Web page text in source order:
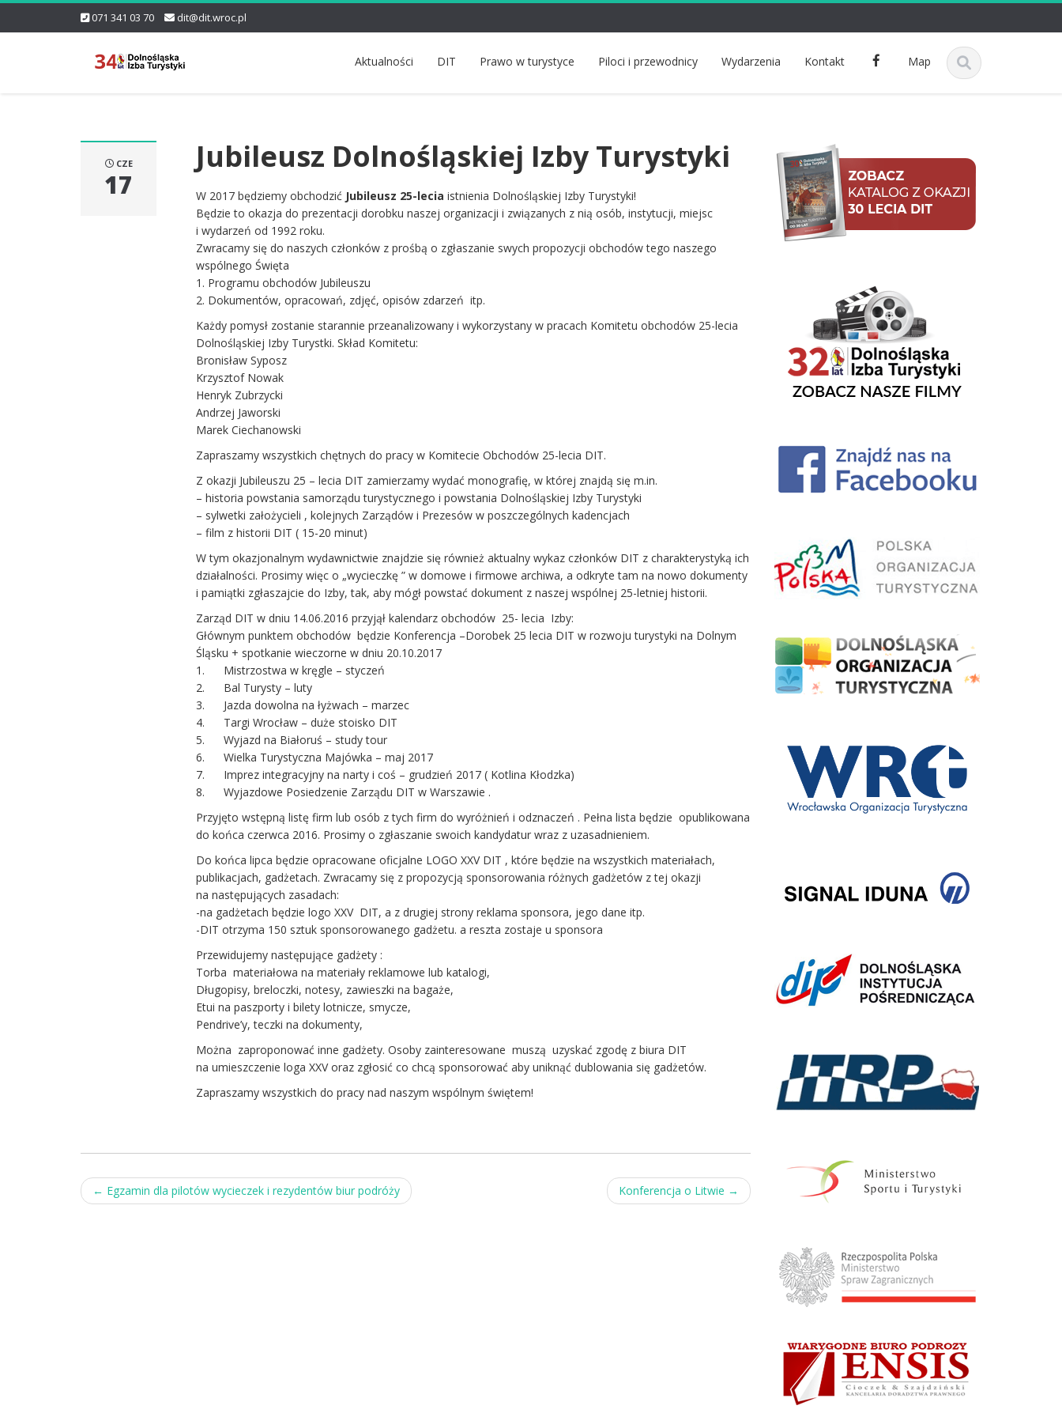
071 341 03 70 dit@dit.wroc.pl
Aktualności DIT Prawo w turystyce Piloci i przewodnicy Wydarzenia Kontakt
k
Map
CZE
17
Jubileusz Dolnośląskiej Izby Turystyki
W 2017 będziemy obchodzić Jubileusz 25-lecia istnienia Dolnośląskiej Izby Turystyki!
Będzie to okazja do prezentacji dorobku naszej organizacji i związanych z nią osób, instytucji, miejsc
i wydarzeń od 1992 roku.
Zwracamy się do naszych członków z prośbą o zgłaszanie swych propozycji obchodów tego naszego
wspólnego Święta
1. Programu obchodów Jubileuszu
2. Dokumentów, opracowań, zdjęć, opisów zdarzeń itp.
Każdy pomysł zostanie starannie przeanalizowany i wykorzystany w pracach Komitetu obchodów 25-lecia
Dolnośląskiej Izby Turystki. Skład Komitetu:
Bronisław Syposz
Krzysztof Nowak
Henryk Zubrzycki
Andrzej Jaworski
Marek Ciechanowski
Zapraszamy wszystkich chętnych do pracy w Komitecie Obchodów 25-lecia DIT.
Z okazji Jubileuszu 25 – lecia DIT zamierzamy wydać monografię, w której znajdą się m.in.
– historia powstania samorządu turystycznego i powstania Dolnośląskiej Izby Turystyki
– sylwetki założycieli , kolejnych Zarządów i Prezesów w poszczególnych kadencjach
– film z historii DIT ( 15-20 minut)
W tym okazjonalnym wydawnictwie znajdzie się również aktualny wykaz członków DIT z charakterystyką ich
działalności. Prosimy więc o „wycieczkę ” w domowe i firmowe archiwa, a odkryte tam na nowo dokumenty
i pamiątki zgłaszajcie do Izby, tak, aby mógł powstać dokument z naszej wspólnej 25-letniej historii.
Zarząd DIT w dniu 14.06.2016 przyjął kalendarz obchodów 25- lecia Izby:
Głównym punktem obchodów będzie Konferencja –Dorobek 25 lecia DIT w rozwoju turystyki na Dolnym
Śląsku + spotkanie wieczorne w dniu 20.10.2017
1. Mistrzostwa w kręgle – styczeń
2. Bal Turysty – luty
3. Jazda dowolna na łyżwach – marzec
4. Targi Wrocław – duże stoisko DIT
5. Wyjazd na Białoruś – study tour
6. Wielka Turystyczna Majówka – maj 2017
7. Imprez integracyjny na narty i coś – grudzień 2017 ( Kotlina Kłodzka)
8. Wyjazdowe Posiedzenie Zarządu DIT w Warszawie .
Przyjęto wstępną listę firm lub osób z tych firm do wyróżnień i odznaczeń . Pełna lista będzie opublikowana
do końca czerwca 2016. Prosimy o zgłaszanie swoich kandydatur wraz z uzasadnieniem.
Do końca lipca będzie opracowane oficjalne LOGO XXV DIT , które będzie na wszystkich materiałach,
publikacjach, gadżetach. Zwracamy się z propozycją sponsorowania różnych gadżetów z tej okazji
na następujących zasadach:
-na gadżetach będzie logo XXV DIT, a z drugiej strony reklama sponsora, jego dane itp.
-DIT otrzyma 150 sztuk sponsorowanego gadżetu. a reszta zostaje u sponsora
Przewidujemy następujące gadżety :
Torba materiałowa na materiały reklamowe lub katalogi,
Długopisy, breloczki, notesy, zawieszki na bagaże,
Etui na paszporty i bilety lotnicze, smycze,
Pendrive’y, teczki na dokumenty,
Można zaproponować inne gadżety. Osoby zainteresowane muszą uzyskać zgodę z biura DIT
na umieszczenie loga XXV oraz zgłosić co chcą sponsorować aby uniknąć dublowania się gadżetów.
Zapraszamy wszystkich do pracy nad naszym wspólnym świętem!
Post
← Egzamin dla pilotów wycieczek i rezydentów biur podróży Konferencja o Litwie →